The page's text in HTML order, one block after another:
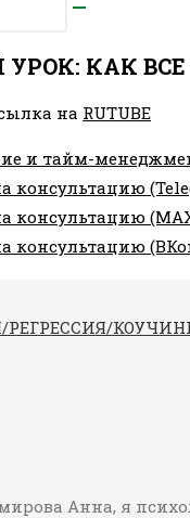
КАК
на RUTUBE
и тайм-
консультацию
консультацию
консультацию
Анна, я